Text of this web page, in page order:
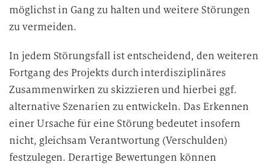
möglichst in Gang zu halten und weitere Störungen
zu vermeiden.
In jedem Störungsfall ist entscheidend, den weiteren
Fortgang des Projekts durch interdisziplinäres
Zusammenwirken zu skizzieren und hierbei ggf.
alternative Szenarien zu entwickeln. Das Erkennen
einer Ursache für eine Störung bedeutet insofern
nicht, gleichsam Verantwortung (Verschulden)
festzulegen. Derartige Bewertungen können